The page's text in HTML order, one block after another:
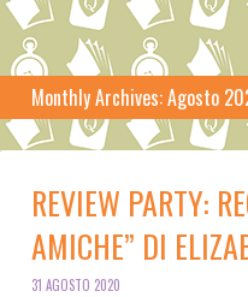
Monthly Archives:Agosto
REVIEW PARTY:
AMICHE” DI
31 AGOSTO 2020